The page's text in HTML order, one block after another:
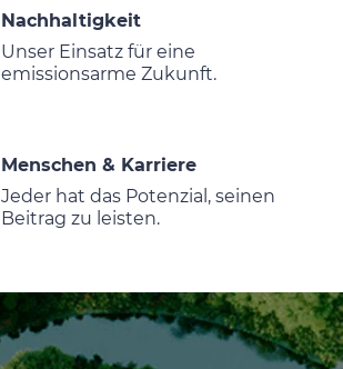
Nachhaltigkeit
Unser Einsatz für eine
emissionsarme Zukunft.
Menschen & Karriere
Jeder hat das Potenzial, seinen
Beitrag zu leisten.